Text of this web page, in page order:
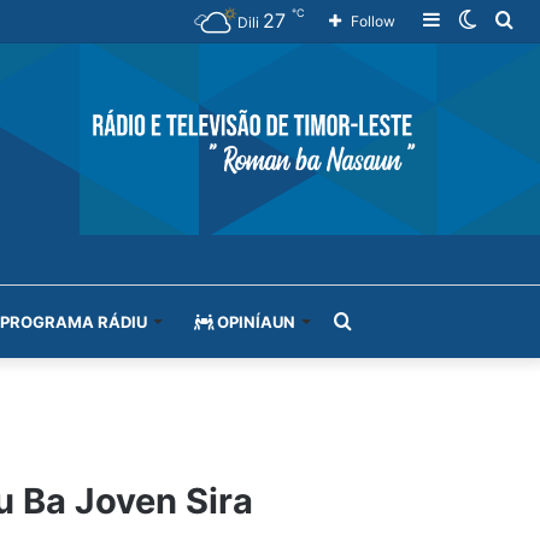
Switch
Sidebar
Follow
Dili 27 ℃
RÁDIU OPINÍAUN
Ba Joven Sira